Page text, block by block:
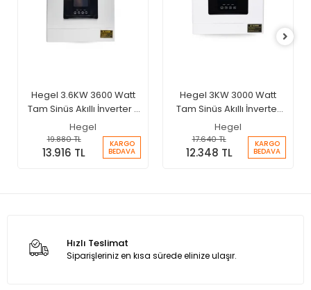
Hegel 3.6KW 3600 Watt
Tam Sinüs Akıllı İnverter -
MPPT 24 Volt 100A Şarjlı
İnverter
Hegel
19.880 TL
13.916 TL
KARGO
BEDAVA
Hegel 3KW 3000 Watt
Tam Sinüs Akıllı İnverter
24V 100A MPPT Şarjlı
İnverter
Hegel
17.640 TL
12.348 TL
KARGO
BEDAVA
Hızlı Teslimat
Siparişleriniz en kısa sürede elinize ulaşır.